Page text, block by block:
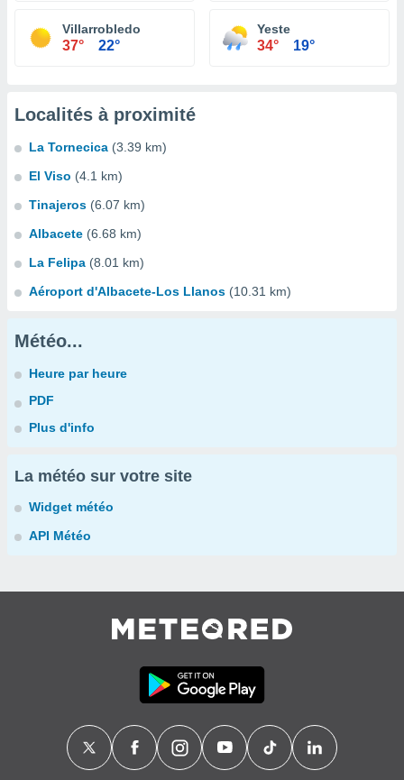
Villarrobledo
37° 22°
Yeste
34° 19°
Localités à proximité
La Tornecica (3.39 km)
El Viso (4.1 km)
Tinajeros (6.07 km)
Albacete (6.68 km)
La Felipa (8.01 km)
Aéroport d'Albacete-Los Llanos (10.31 km)
Météo...
Heure par heure
PDF
Plus d'info
La météo sur votre site
Widget météo
API Météo